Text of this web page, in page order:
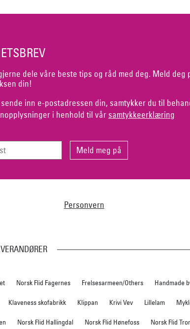
dele våre beste tips og råd med deg. Meld deg
din!
sende inn e-postadressen din, samtykker du til
i henhold til vår samtykkeerklæring
Personvern
Norsk Flid Fagernes Frelsesarmeen/Others Handmade
Klaveness skofabrikk Klippan Krivi Vev Lillelam
Norsk Flid Hallingdal Norsk Flid Hønefoss Norsk Flid